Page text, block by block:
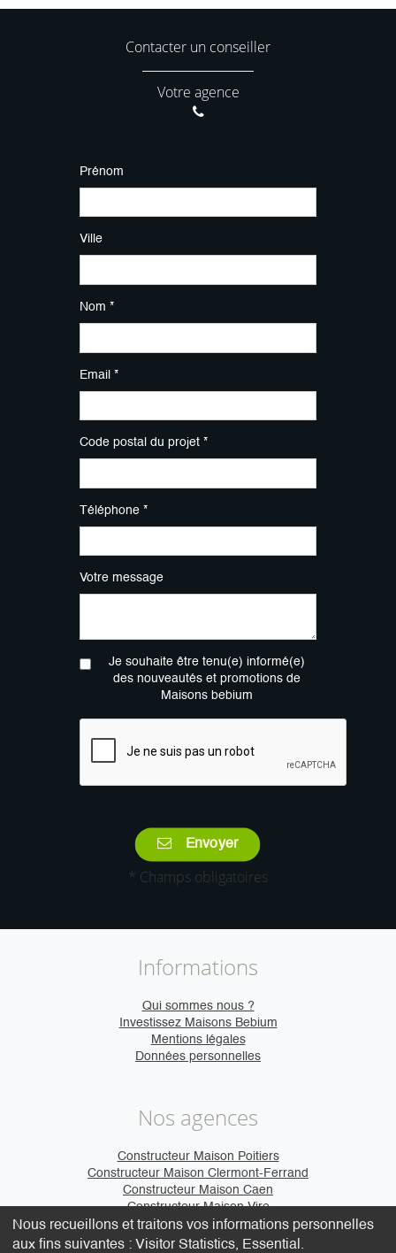
Contacter un conseiller
Votre agence
Prénom
Ville
Nom *
Email *
Code postal du projet *
Téléphone *
Votre message
Je souhaite être tenu(e) informé(e)
des nouveautés et promotions de
Maisons bebium
Envoyer
* Champs obligatoires
Informations
Qui sommes nous ?
Investissez Maisons Bebium
Mentions légales
Données personnelles
Nos agences
Constructeur Maison Poitiers
Constructeur Maison Clermont-Ferrand
Constructeur Maison Caen
Constructeur Maison Vire
Nous recueillons et traitons vos informations personnelles
aux fins suivantes : Visitor Statistics, Essential .